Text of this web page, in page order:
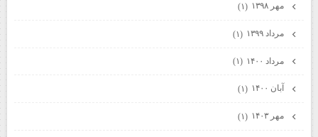
مهر ۱۳۹۸ (۱)
مرداد ۱۳۹۹ (۱)
مرداد ۱۴۰۰ (۱)
آبان ۱۴۰۰ (۱)
مهر ۱۴۰۳ (۱)